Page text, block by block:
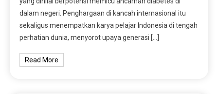
dalam negeri. Penghargaan di kancah internasional itu
sekaligus menempatkan karya pelajar Indonesia di tengah
perhatian dunia, menyorot upaya generasi […]
Read More